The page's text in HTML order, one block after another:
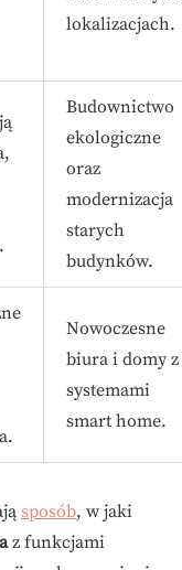
lokalizacjach.
Budownictwo
ekologiczne
oraz
modernizacja
starych
budynków.
Nowoczesne
biura i domy z
systemami
smart home.
sposób, w jaki
z funkcjami